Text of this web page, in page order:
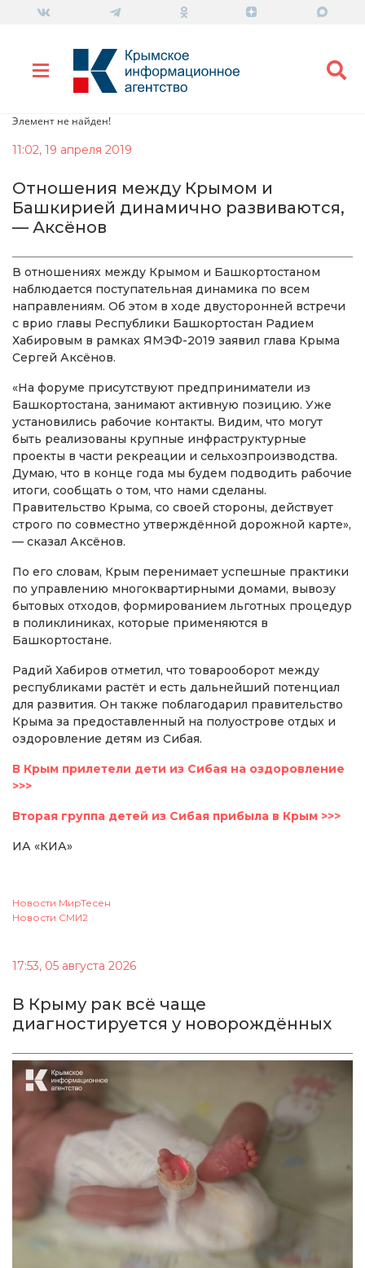
Элемент не найден!
11:02, 19 апреля 2019
Отношения между Крымом и
Башкирией динамично развиваются,
— Аксёнов
В отношениях между Крымом и Башкортостаном
наблюдается поступательная динамика по всем
направлениям. Об этом в ходе двусторонней встречи
с врио главы Республики Башкортостан Радием
Хабировым в рамках ЯМЭФ-2019 заявил глава Крыма
Сергей Аксёнов.
«На форуме присутствуют предприниматели из
Башкортостана, занимают активную позицию. Уже
установились рабочие контакты. Видим, что могут
быть реализованы крупные инфраструктурные
проекты в части рекреации и сельхозпроизводства.
Думаю, что в конце года мы будем подводить рабочие
итоги, сообщать о том, что нами сделаны.
Правительство Крыма, со своей стороны, действует
строго по совместно утверждённой дорожной карте»,
— сказал Аксёнов.
По его словам, Крым перенимает успешные практики
по управлению многоквартирными домами, вывозу
бытовых отходов, формированием льготных процедур
в поликлиниках, которые применяются в
Башкортостане.
Радий Хабиров отметил, что товарооборот между
республиками растёт и есть дальнейший потенциал
для развития. Он также поблагодарил правительство
Крыма за предоставленный на полуострове отдых и
оздоровление детям из Сибая.
В Крым прилетели дети из Сибая на оздоровление
>>>
Вторая группа детей из Сибая прибыла в Крым >>>
ИА «КИА»
Новости МирТесен
Новости СМИ2
17:53, 05 августа 2026
В Крыму рак всё чаще
диагностируется у новорождённых